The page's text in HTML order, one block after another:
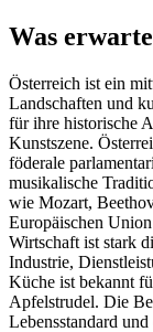
Was
Österreich ist ein
Landschaften und
für ihre historische
Kunstszene.
föderale
musikalische
wie Mozart,
Europäischen
Wirtschaft ist stark
Industrie,
Küche ist bekannt
Apfelstrudel. Die
Lebensstandard